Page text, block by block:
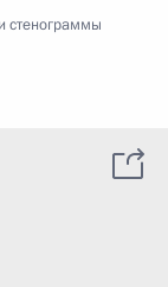
стенограммы